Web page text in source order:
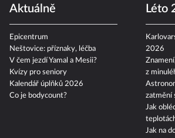
Aktuálně
Epicentrum
Neštovice: příznaky, léčba
V čem jezdí Yamal a Mesii?
Kvízy pro seniory
Kalendář úplňků 2026
Co je bodycount?
Léto
2026
z
zatmění
Jak
Jak na